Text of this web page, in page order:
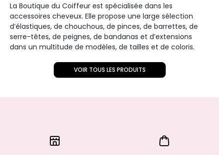
La Boutique du Coiffeur est spécialisée dans les
accessoires cheveux. Elle propose une large sélection
d’élastiques, de chouchous, de pinces, de barrettes, de
serre-têtes, de peignes, de bandanas et d’extensions
dans un multitude de modèles, de tailles et de coloris.
VOIR TOUS LES PRODUITS